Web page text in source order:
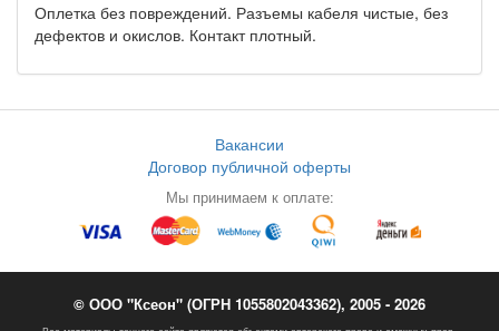
Оплетка без повреждений. Разъемы кабеля чистые, без
дефектов и окислов. Контакт плотный.
Вакансии
Договор публичной оферты
Мы принимаем к оплате:
© ООО "Ксеон" (ОГРН 1055802043362), 2005 - 2026